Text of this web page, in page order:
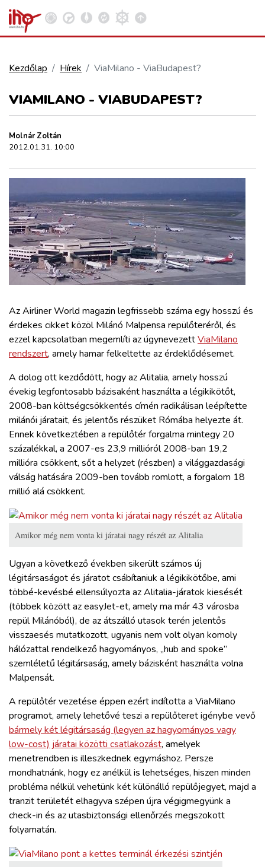
KÖZLEKEDÉSFEJLESZTÉS
ELLÁTÁSI LÁNC
ZÖLDÚT
BLOG
ARCHÍVUM
WEBSHOP
BELÉPÉS
REGISZTRÁCIÓ
Kezdőlap Hírek ViaMilano - ViaBudapest?
VIAMILANO - VIABUDAPEST?
Molnár Zoltán
2012.01.31. 10:00
Az Airliner World magazin legfrissebb száma egy hosszú és
érdekes cikket közöl Milánó Malpensa repülőteréről, és
ezzel kapcsolatban megemlíti az úgynevezettViaMilano
rendszert, amely hamar felkeltette az érdeklődésemet.
A dolog ott kezdődött, hogy az Alitalia, amely hosszú
évekig legfontosabb bázisaként használta a légikikötőt,
2008-ban költségcsökkentés címén radikálisan leépítette
milánói járatait, és jelentős részüket Rómába helyezte át.
Ennek következtében a repülőtér forgalma mintegy 20
százalékkal, a 2007-es 23,9 millióról 2008-ban 19,2
millióra csökkent, sőt a helyzet (részben) a világgazdasági
válság hatására 2009-ben tovább romlott, a forgalom 18
millió alá csökkent.
Amikor még nem vonta ki járatai nagy részét az Alitalia
Ugyan a következő években sikerült számos új
légitársaságot és járatot csábítaniuk a légikikötőbe, ami
többé-kevésbé ellensúlyozta az Alitalia-járatok kiesését
(többek között az easyJet-et, amely ma már 43 városba
repül Milánóból), de az átszálló utasok terén jelentős
visszaesés mutatkozott, ugyanis nem volt olyan komoly
hálózattal rendelkező hagyományos, „hub and spoke”
szemléletű légitársaság, amely bázisként használta volna
Malpensát.
A repülőtér vezetése éppen ezért indította a ViaMilano
programot, amely lehetővé teszi a repülőteret igénybe vevő
bármely két légitársaság (legyen az hagyományos vagy
low-cost) járatai közötti csatlakozást, amelyek
menetrendben is illeszkednek egymáshoz. Persze
mondhatnánk, hogy ez anélkül is lehetséges, hiszen minden
probléma nélkül vehetünk két különálló repülőjegyet, majd a
tranzit területét elhagyva szépen újra végigmegyünk a
check-in és az utasbiztonsági ellenőrzés megszokott
folyamatán.